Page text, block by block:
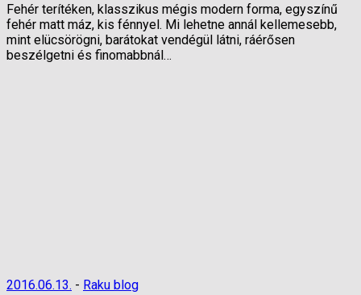
Fehér terítéken, klasszikus mégis modern forma, egyszínű
fehér matt máz, kis fénnyel. Mi lehetne annál kellemesebb,
mint elücsörögni, barátokat vendégül látni, ráérősen
beszélgetni és finomabbnál…
2016.06.13. - Raku blog